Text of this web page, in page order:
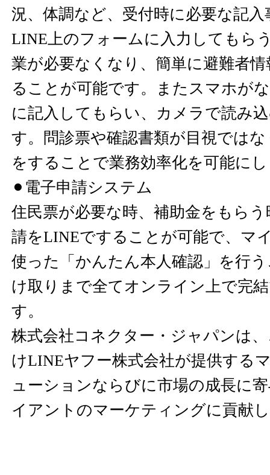
況、体調など、受付時に必要な記
LINE上のフォームに入力してもら
業が必要なくなり、簡単に避難者
ることが可能です。またスマホが
に記入してもらい、カメラで読み
す。問診票や確認書類が目視では
をすることで業務効率化を可能に
⚫︎電子申請システム
住民票が必要な時、補助金をもら
請をLINEですることが可能で、マ
使った「かんたん本人確認」を行
け取りまで全てオンライン上で完
す。
株式会社コネクター・ジャパンは
けLINEヤフー株式会社が提供する
ューションならびに市場の成⻑に
イアントのマーケティングに貢献